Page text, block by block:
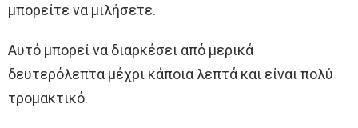
μπορείτε να μιλήσετε.
Αυτό μπορεί να διαρκέσει από μερικά
δευτερόλεπτα μέχρι κάποια λεπτά και είναι πολύ
τρομακτικό.